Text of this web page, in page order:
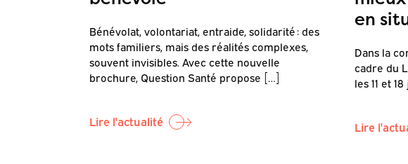
Bénévolat, volontariat, entraide, solidarité : des
mots familiers, mais des réalités complexes,
souvent invisibles. Avec cette nouvelle
brochure, Question Santé propose […]
Lire l'actualité
en
Dans la
cadre du
les 11 et
Lire